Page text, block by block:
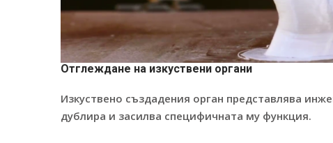
Отглеждане на изкуствени органи
Изкуствено създадения орган представлява
дублира и засилва специфичната му функция.